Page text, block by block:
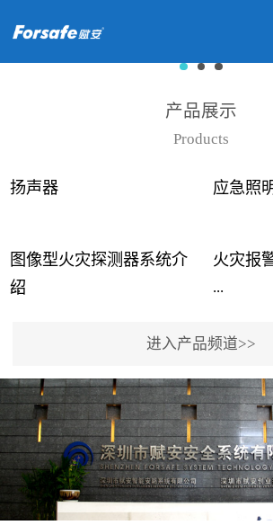
产品展示
Products
扬声器 应急照
图像型火灾探测器系统介
绍
...
事故频发，传统的火灾探
测方法已无法满足要求。
尤其是目前众多的大型影
剧院、会议展览中心、体
育馆、大型仓库和隧道空
间等，其建筑结构特殊、
火灾报
...
用了具
校验的
路状态
后向光
高可靠
等多项
进入产品频道>>